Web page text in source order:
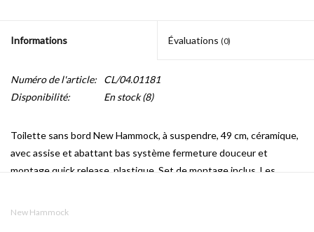
Informations Évaluations (0)
Numéro de l'article:
CL/04.01181
Disponibilité:
En stock(8)
Toilette sans bord New Hammock, à suspendre, 49 cm, céramique,
avec assise et abattant bas système fermeture douceur et
montage quick release, plastique. Set de montage inclus. Les
New Hammock